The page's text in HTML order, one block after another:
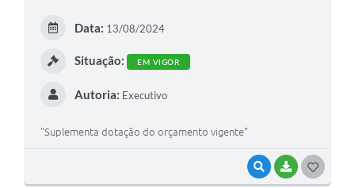
VISUALIZAR
BAIXAR
Data: 13/08/2024
Situação: EM VIGOR
Autoria: Executivo
"Suplementa dotação do orçamento vigente"